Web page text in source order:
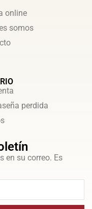
online
somos
perdida
en su correo. Es